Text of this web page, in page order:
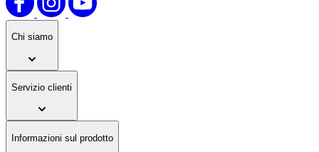
Chi siamo
Servizio clienti
Informazioni sul prodotto